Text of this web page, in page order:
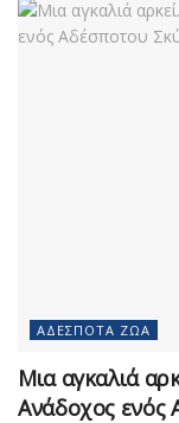
ΑΔΈΣΠΟΤΑ ΖΏΑ
Μια αγκαλιά
Ανάδοχος ενός